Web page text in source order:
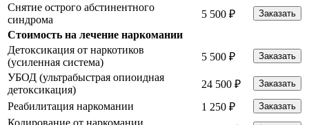
Снятие острого абстинентного
синдрома
5 500 ₽ Заказать
Стоимость на лечение наркомании
Детоксикация от наркотиков
(усиленная система)
5 500 ₽ Заказать
УБОД (ультрабыстрая опиоидная
детоксикация)
24 500 ₽ Заказать
Реабилитация наркомании 1 250 ₽ Заказать
Кодирование от наркомании